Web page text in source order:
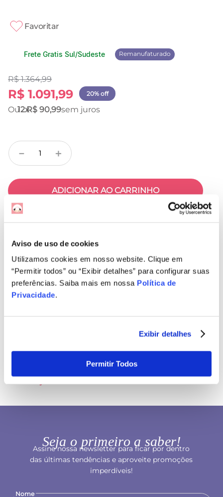
Aviso de uso de cookies
Utilizamos cookies em nosso website. Clique em
“Permitir todos” ou “Exibir detalhes” para configurar suas
preferências. Saiba mais em nossa Política de
Privacidade.
Exibir detalhes
Permitir Todos
Favoritar
Frete Gratis Sul/Sudeste Remanufaturado
R$ 1.364,99
R$ 1.091,99 20% off
12R$ 90,99
＋
－
ADICIONAR AO CARRINHO
CEP
meu
CEP
Informações técnicas
Avaliações
Seja o primeiro a saber!
Assine nossa newsletter para ficar por dentro
das últimas tendências e aproveite promoções
imperdíveis!
Nome